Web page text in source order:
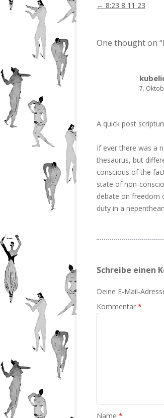
Beitragsnavigation
← 8:23 8 11 23
One thought on “
7.
A quick post
If ever there was a
thesaurus, but
conscious of the
state of non-
debate on freedom
duty in a
Schreibe einen
Deine E-Mail-
Kommentar *
Name *